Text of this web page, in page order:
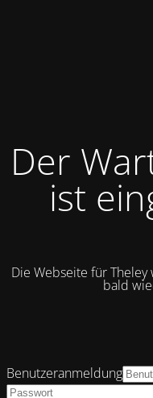
Der
ist
Die Webseite für
bald
Benutzeranmeldung